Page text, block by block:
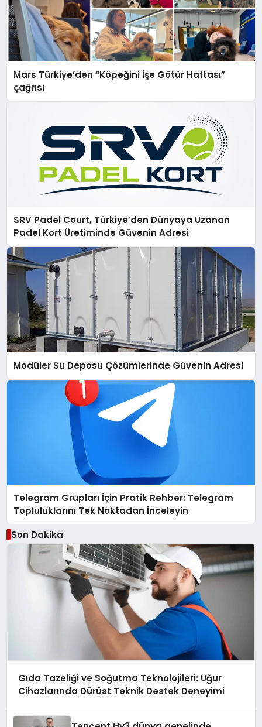
Mars Türkiye’den “Köpeğini İşe Götür Haftası”
çağrısı
SRV Padel Court, Türkiye’den Dünyaya Uzanan
Padel Kort Üretiminde Güvenin Adresi
Modüler Su Deposu Çözümlerinde Güvenin Adresi
Telegram Grupları İçin Pratik Rehber: Telegram
Topluluklarını Tek Noktadan İnceleyin
Son Dakika
Gıda Tazeliği ve Soğutma Teknolojileri: Uğur
Cihazlarında Dürüst Teknik Destek Deneyimi